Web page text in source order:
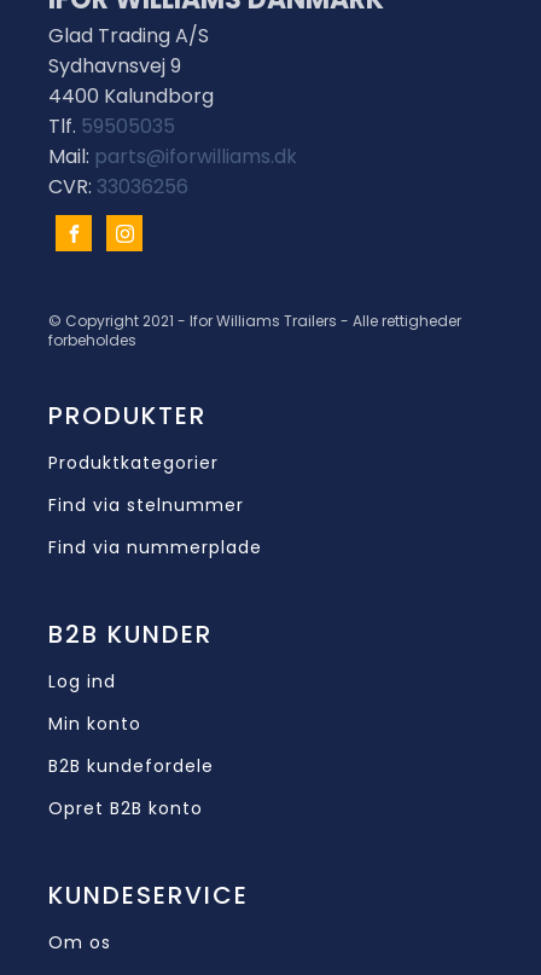
Glad Trading A/S
Sydhavnsvej 9
4400 Kalundborg
Tlf. 59505035
Mail: parts@iforwilliams.dk
CVR: 33036256
© Copyright 2021 - Ifor Williams Trailers - Alle rettigheder
forbeholdes
PRODUKTER
Produktkategorier
Find via stelnummer
Find via nummerplade
B2B KUNDER
Log ind
Min konto
B2B kundefordele
Opret B2B konto
KUNDESERVICE
Om os